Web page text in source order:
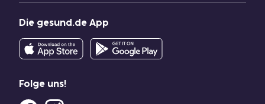
Die gesund.de App
Folge uns!